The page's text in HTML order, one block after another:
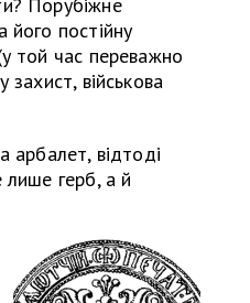
його постійну
той час переважно
військова
арбалет, відтоді
лише герб, а й